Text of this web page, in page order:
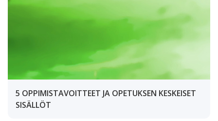
5 OPPIMISTAVOITTEET JA OPETUKSEN KESKEISET
SISÄLLÖT